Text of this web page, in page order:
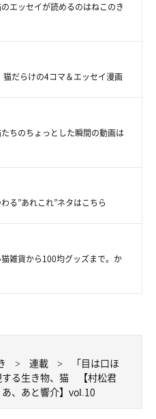
エッセイが読めるのはねこのき
猫だらけの4コマ＆エッセイ漫画
ちのちょっとした瞬間の動画は
る”あれこれ”ネタはこちら
雑貨から100均グッズまで。か
連載
「目は口ほ
する生き物、猫 【村松君
あ、あと響介】vol.10